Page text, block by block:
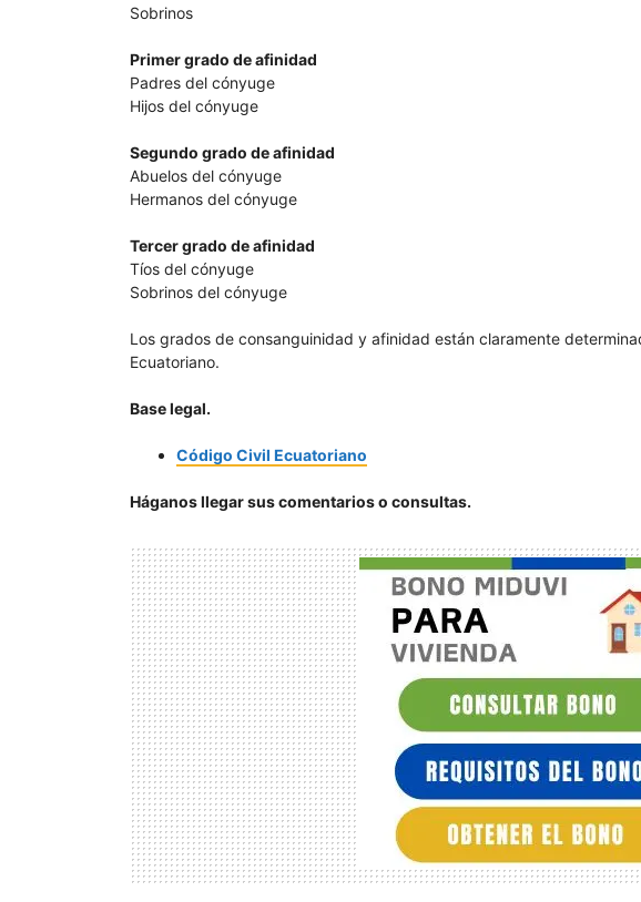
Sobrinos
Primer grado de afinidad
Padres del cónyuge
Hijos del cónyuge
Segundo grado de afinidad
Abuelos del cónyuge
Hermanos del cónyuge
Tercer grado de afinidad
Tíos del cónyuge
Sobrinos del cónyuge
Los grados de consanguinidad y afinidad están claramente
Ecuatoriano.
Base legal.
Código Civil Ecuatoriano
Háganos llegar sus comentarios o consultas.